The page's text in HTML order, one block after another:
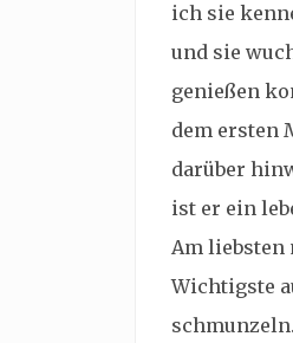
ich sie
und sie
genießen
dem ersten
darüber
ist er ein
Am liebsten
Wichtigste
schmunzeln.